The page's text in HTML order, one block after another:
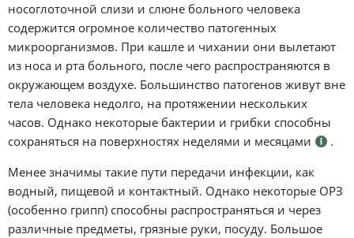
носоглоточной слизи и слюне больного человека
содержится огромное количество патогенных
микроорганизмов. При кашле и чихании они вылетают
из носа и рта больного, после чего распространяются в
окружающем воздухе. Большинство патогенов живут вне
тела человека недолго, на протяжении нескольких
часов. Однако некоторые бактерии и грибки способны
сохраняться на поверхностях неделями и месяцами
.
Менее значимы такие пути передачи инфекции, как
водный, пищевой и контактный. Однако некоторые ОРЗ
(особенно грипп) способны распространяться и через
различные предметы, грязные руки, посуду. Большое